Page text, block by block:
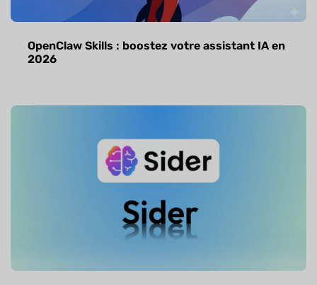
OpenClaw Skills : boostez votre assistant IA en
2026